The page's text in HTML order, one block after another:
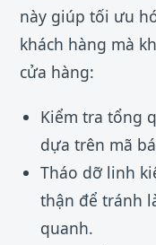
này giúp tối ưu
khách hàng mà
cửa hàng:
Kiểm tra tổng
dựa trên mã
Tháo dỡ linh
thận để tránh
quanh.